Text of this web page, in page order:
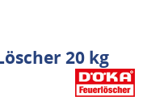
20 kg